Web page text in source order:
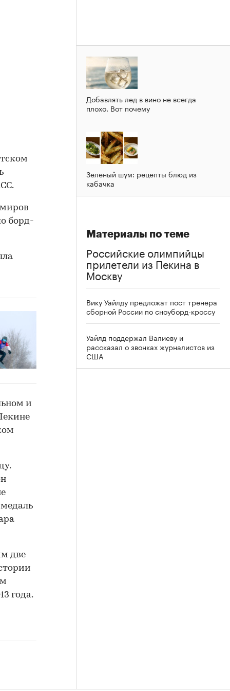
борд-
и
две
года.
Добавлять лед в вино не всегда
плохо. Вот почему
Зеленый шум: рецепты блюд из
кабачка
Материалы по теме
Российские олимпийцы
прилетели из Пекина в
Москву
Вику Уайлду предложат пост тренера
сборной России по сноуборд-кроссу
Уайлд поддержал Валиеву и
рассказал о звонках журналистов из
США